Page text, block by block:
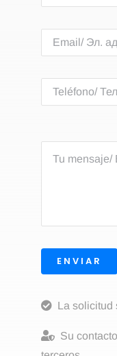
ENVIAR
La solicitud
Su